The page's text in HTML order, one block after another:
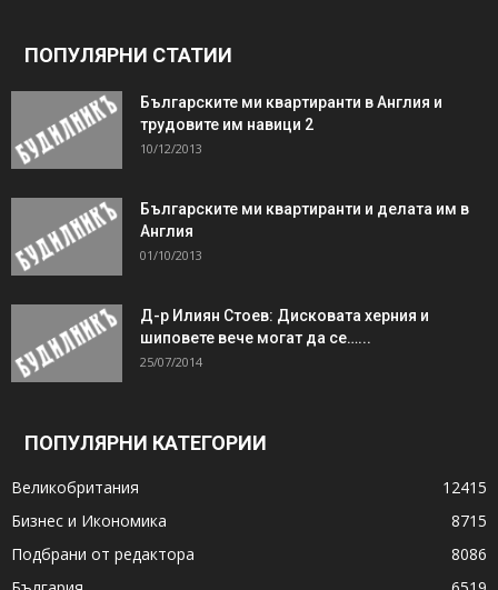
ПОПУЛЯРНИ СТАТИИ
Българските ми квартиранти в Англия и
трудовите им навици 2
10/12/2013
Българските ми квартиранти и делата им в
Англия
01/10/2013
Д-р Илиян Стоев: Дисковата херния и
шиповете вече могат да се…...
25/07/2014
ПОПУЛЯРНИ КАТЕГОРИИ
Великобритания
12415
Бизнес и Икономика
8715
Подбрани от редактора
8086